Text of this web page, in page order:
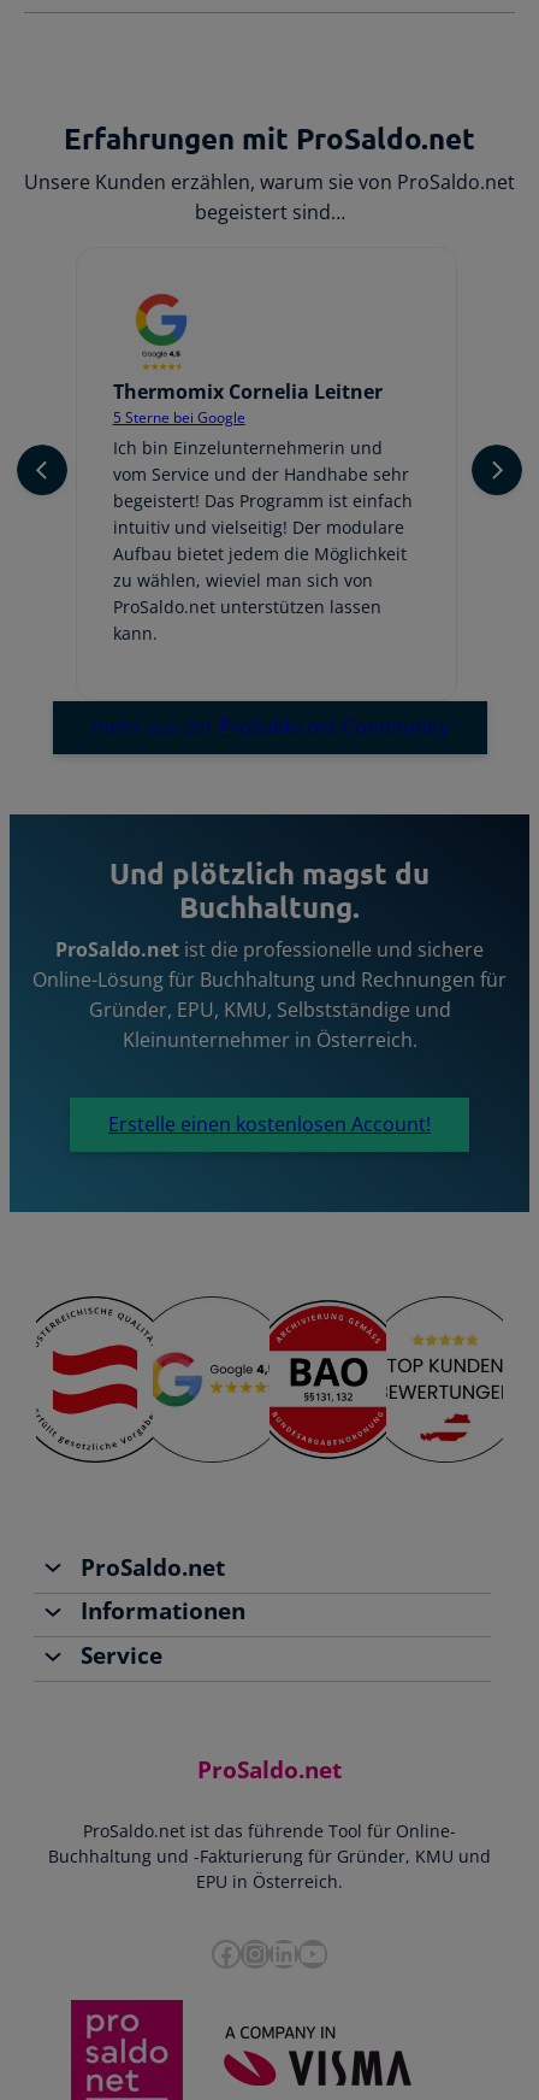
Erfahrungen mit ProSaldo.net
Unsere Kunden erzählen, warum sie von ProSaldo.net
begeistert sind…
Thermomix Cornelia Leitner
5 Sterne bei Google
Ich bin Einzelunternehmerin und
vom Service und der Handhabe sehr
begeistert! Das Programm ist einfach
intuitiv und vielseitig! Der modulare
Aufbau bietet jedem die Möglichkeit
zu wählen, wieviel man sich von
ProSaldo.net unterstützen lassen
kann.
mehr aus der ProSaldo.net-Community
Und plötzlich magst du
Buchhaltung.
ProSaldo.net ist die professionelle und sichere
Online-Lösung für Buchhaltung und Rechnungen für
Gründer, EPU, KMU, Selbstständige und
Kleinunternehmer in Österreich.
Erstelle einen kostenlosen Account!
ProSaldo.net
Über uns
Team
Jobs
Presse
Datenschutz
Informationen
Buchhaltung
Doppelte Buchführung
Bankdatenimport
Zusammenarbeit mit Steuerberater
e-Rechnung an den Bund
Service
Blog
Ratgeber
Newsletter
ProSaldo.net
ProSaldo.net ist das führende Tool für Online-
Buchhaltung und -Fakturierung für Gründer, KMU und
EPU in Österreich.
Facebook InstagramLinkedIn YouTube